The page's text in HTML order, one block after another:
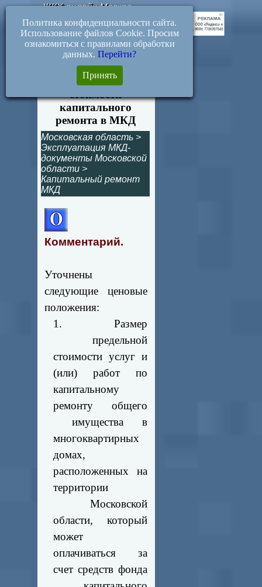
ЖКХ-онлайн.Москва
293-ПП. Размер
предельной
стоимости
капитального
ремонта в МКД
Московская область >
Эксплуатация МКД-
документы Московской
области >
Капитальный ремонт
МКД
Комментарий.
Уточнены
следующие ценовые
положения:
1. Размер
предельной
стоимости услуг и
(или) работ по
капитальному
ремонту общего
имущества в
многоквартирных
домах,
расположенных на
территории
Московской
области, который
может
оплачиваться за
счет средств фонда
Политика конфиденциальности сайта.
Использование файлов Cookie. Просим
ознакомиться с правилами обработки
данных. Перейти?
Принять